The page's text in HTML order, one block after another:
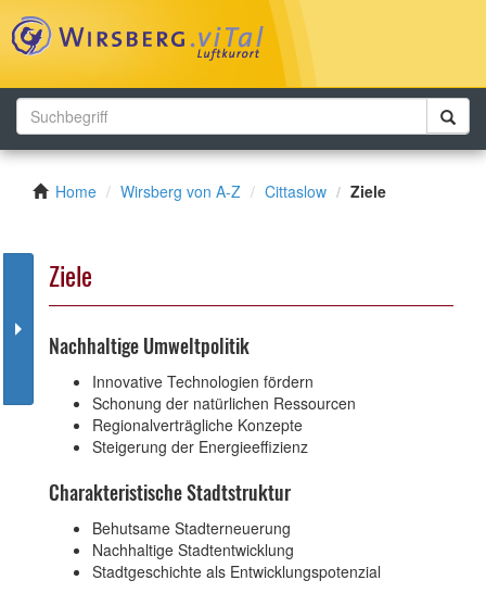
Home Wirsberg von A-Z Cittaslow Ziele
Ziele
Nachhaltige Umweltpolitik
Innovative Technologien fördern
Schonung der natürlichen Ressourcen
Regionalverträgliche Konzepte
Steigerung der Energieeffizienz
Charakteristische Stadtstruktur
Behutsame Stadterneuerung
Nachhaltige Stadtentwicklung
Stadtgeschichte als Entwicklungspotenzial